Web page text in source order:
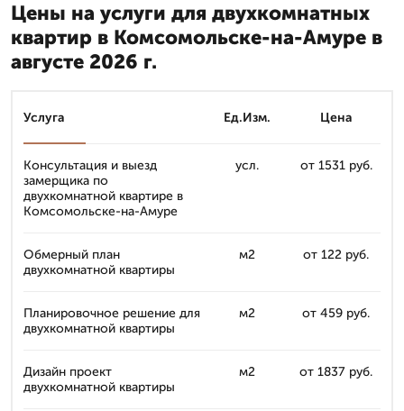
Цены на услуги для двухкомнатных
квартир в Комсомольске-на-Амуре в
августе 2026 г.
Услуга Ед.Изм. Цена
Консультация и выезд
замерщика по
двухкомнатной квартире в
Комсомольске-на-Амуре
усл. от 1531 руб.
Обмерный план
двухкомнатной квартиры
м2 от 122 руб.
Планировочное решение для
двухкомнатной квартиры
м2 от 459 руб.
Дизайн проект
двухкомнатной квартиры
м2 от 1837 руб.